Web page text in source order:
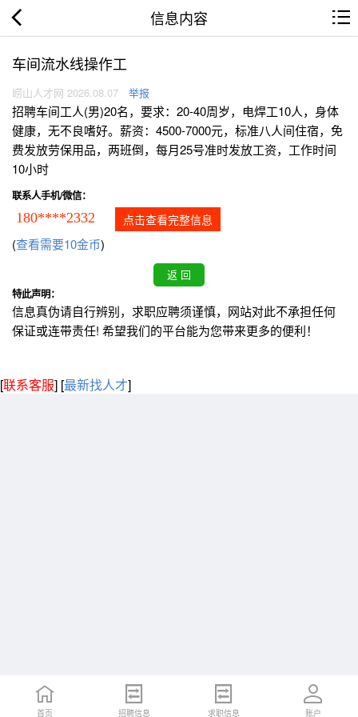
信息内容
车间流水线操作工
崂山人才网 2026.08.07 举报
招聘车间工人(男)20名，要求：20-40周岁，电焊工10人，身体
健康，无不良嗜好。薪资：4500-7000元，标准八人间住宿，免
费发放劳保用品，两班倒，每月25号准时发放工资，工作时间
10小时
联系人手机/微信：
180****2332 点击查看完整信息
(查看需要10金币)
特此声明：
信息真伪请自行辨别，求职应聘须谨慎，网站对此不承担任何
保证或连带责任! 希望我们的平台能为您带来更多的便利！
[联系客服] [最新找人才]
首页 招聘信息 求职信息 账户